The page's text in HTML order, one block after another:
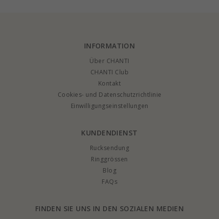
INFORMATION
Über CHANTI
CHANTI Club
Kontakt
Cookies- und Datenschutzrichtlinie
Einwilligungseinstellungen
KUNDENDIENST
Rucksendung
Ringgrössen
Blog
FAQs
FINDEN SIE UNS IN DEN SOZIALEN MEDIEN